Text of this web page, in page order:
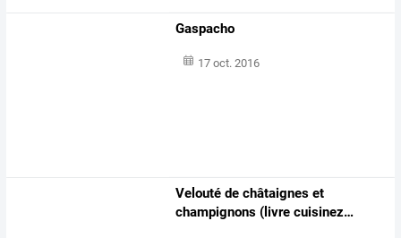
Gaspacho
17 oct. 2016
Velouté de châtaignes et
champignons (livre cuisinez…